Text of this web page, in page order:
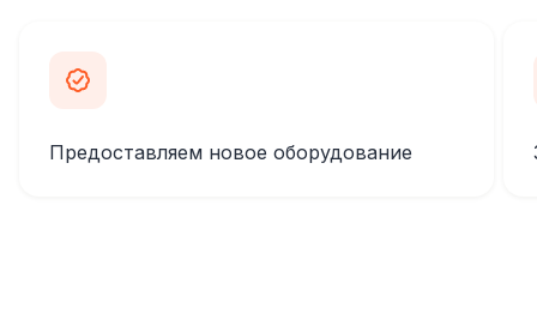
Предоставляем новое оборудование